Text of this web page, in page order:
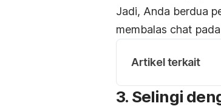
Jadi, Anda berdua
membalas chat
Artikel terkait
3. Selingi